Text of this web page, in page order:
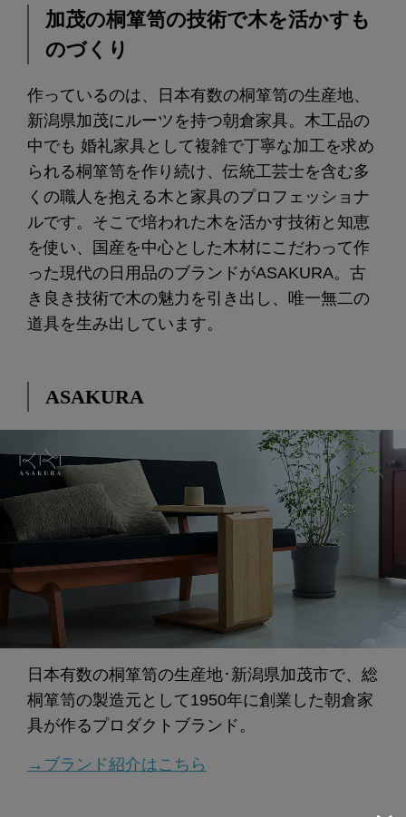
加茂の桐箪笥の技術で木を活かすも
のづくり
作っているのは、日本有数の桐箪笥の生産地、
新潟県加茂にルーツを持つ朝倉家具。木工品の
中でも 婚礼家具として複雑で丁寧な加工を求め
られる桐箪笥を作り続け、伝統工芸士を含む多
くの職人を抱える木と家具のプロフェッショナ
ルです。そこで培われた木を活かす技術と知恵
を使い、国産を中心とした木材にこだわって作
った現代の日用品のブランドがASAKURA。古
き良き技術で木の魅力を引き出し、唯一無二の
道具を生み出しています。
ASAKURA
日本有数の桐箪笥の生産地･新潟県加茂市で、総
桐箪笥の製造元として1950年に創業した朝倉家
具が作るプロダクトブランド。
→ブランド紹介はこちら